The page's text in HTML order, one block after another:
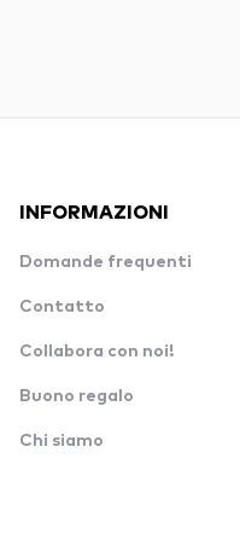
INFORMAZIONI
Domande frequenti
Contatto
Collabora con noi!
Buono regalo
Chi siamo